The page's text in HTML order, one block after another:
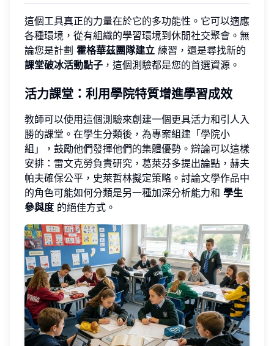
這個工具真正的力量在於它的多功能性。它可以適應
各種環境，從有組織的學習環境到休閒社交聚會。無
論您是計劃 霍格華茲團隊建立 練習，還是尋找新的
課堂破冰活動點子 ，這個測驗都是您的首選資源。
活力課堂：利用學院特質增進學習成效
教師可以使用這個測驗來創建一個更具活力和引人入
勝的課堂。在學生分類後，為專案組建「學院小
組」，鼓勵他們發揮他們的集體優勢。辯論可以這樣
安排：雷文克勞負責研究，葛萊芬多提出論點，赫夫
帕夫確保公平，史萊哲林擬定策略。討論文學作品中
的角色可能如何分類是另一種加深分析能力和 學生
參與度 的絕佳方式。